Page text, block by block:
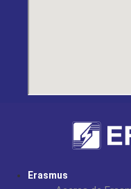
Erasmus